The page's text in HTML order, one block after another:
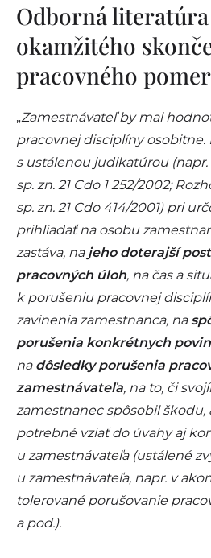
Odborná literatúra
okamžitého
pracovného
„Zamestnávateľ by mal
pracovnej disciplíny osobitne.
s ustálenou judikatúrou (napr.
sp. zn. 21 Cdo 1 252/2002;
sp. zn. 21 Cdo 414/2001) pri
prihliadať na osobu
zastáva, na jeho doterajší
pracovných úloh, na čas a
k porušeniu pracovnej
zavinenia zamestnanca, na
porušenia konkrétnych
na dôsledky porušenia
zamestnávateľa, na to, či
zamestnanec spôsobil škodu,
potrebné vziať do úvahy aj
u zamestnávateľa (ustálené
u zamestnávateľa, napr. v
tolerované porušovanie
a pod.).